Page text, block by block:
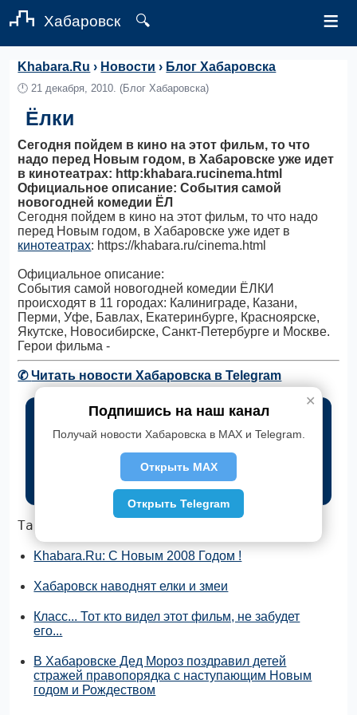
Хабаровск 🔍 ≡
Khabara.Ru › Новости › Блог Хабаровска
🕛21 декабря, 2010. (Блог Хабаровска)
Ёлки
Сегодня пойдем в кино на этот фильм, то что
надо перед Новым годом, в Хабаровске уже идет
в кинотеатрах: http:khabara.rucinema.html
Официальное описание: События самой
новогодней комедии ЁЛ
Сегодня пойдем в кино на этот фильм, то что надо
перед Новым годом, в Хабаровске уже идет в
кинотеатрах: https://khabara.ru/cinema.html
Официальное описание:
События самой новогодней комедии ЁЛКИ
происходят в 11 городах: Калиниграде, Казани,
Перми, Уфе, Бавлах, Екатеринбурге, Красноярске,
Якутске, Новосибирске, Санкт-Петербурге и Москве.
Герои фильма -
✆Читать новости Хабаровска в Telegram
Также по теме:
Khabara.Ru: С Новым 2008 Годом !
Хабаровск наводнят елки и змеи
Класс... Тот кто видел этот фильм, не забудет
его...
В Хабаровске Дед Мороз поздравил детей
стражей правопорядка с наступающим Новым
годом и Рождеством
✕
Подпишись на наш канал
Получай новости Хабаровска в MAX и Telegram.
Открыть MAX
Открыть Telegram